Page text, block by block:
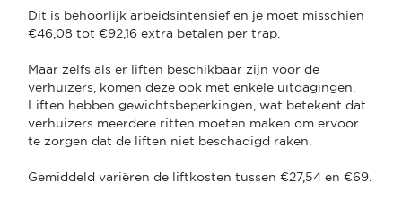
Dit is behoorlijk arbeidsintensief en je moet misschien
€46,08 tot €92,16 extra betalen per trap.
Maar zelfs als er liften beschikbaar zijn voor de
verhuizers, komen deze ook met enkele uitdagingen.
Liften hebben gewichtsbeperkingen, wat betekent dat
verhuizers meerdere ritten moeten maken om ervoor
te zorgen dat de liften niet beschadigd raken.
Gemiddeld variëren de liftkosten tussen €27,54 en €69.